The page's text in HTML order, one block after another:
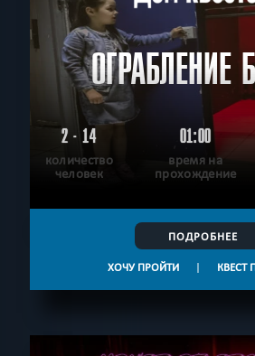
ОГРАБЛЕНИЕ
2 - 14
количество
человек
01:00
время на
прохождение
ПОДРОБНЕЕ
ХОЧУ ПРОЙТИ | КВЕСТ